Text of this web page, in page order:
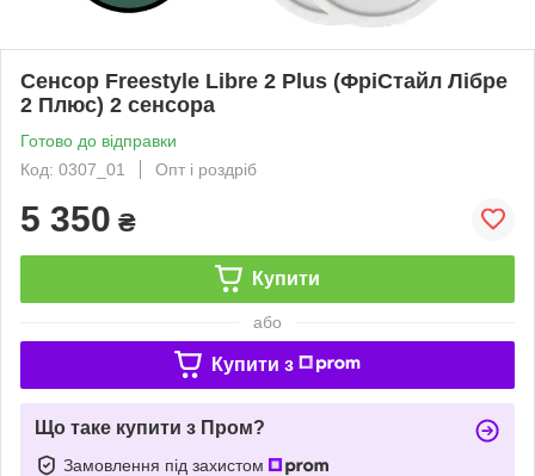
Сенсор Freestyle Libre 2 Plus (ФріСтайл Лібре
2 Плюс) 2 сенсора
Готово до відправки
Код: 0307_01
Опт і роздріб
5 350 ₴
Купити
або
Купити з
Що таке купити з Пром?
Замовлення під захистом